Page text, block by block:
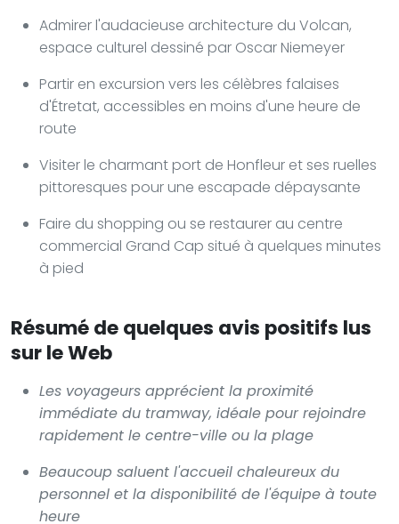
Admirer l'audacieuse architecture du Volcan,
espace culturel dessiné par Oscar Niemeyer
Partir en excursion vers les célèbres falaises
d'Étretat, accessibles en moins d'une heure de
route
Visiter le charmant port de Honfleur et ses ruelles
pittoresques pour une escapade dépaysante
Faire du shopping ou se restaurer au centre
commercial Grand Cap situé à quelques minutes
à pied
Résumé de quelques avis positifs lus
sur le Web
Les voyageurs apprécient la proximité
immédiate du tramway, idéale pour rejoindre
rapidement le centre-ville ou la plage
Beaucoup saluent l'accueil chaleureux du
personnel et la disponibilité de l'équipe à toute
heure